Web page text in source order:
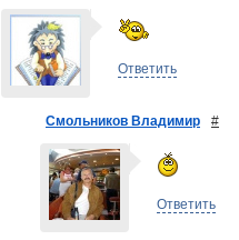
Ответить
Смольников Владимир #
Ответить